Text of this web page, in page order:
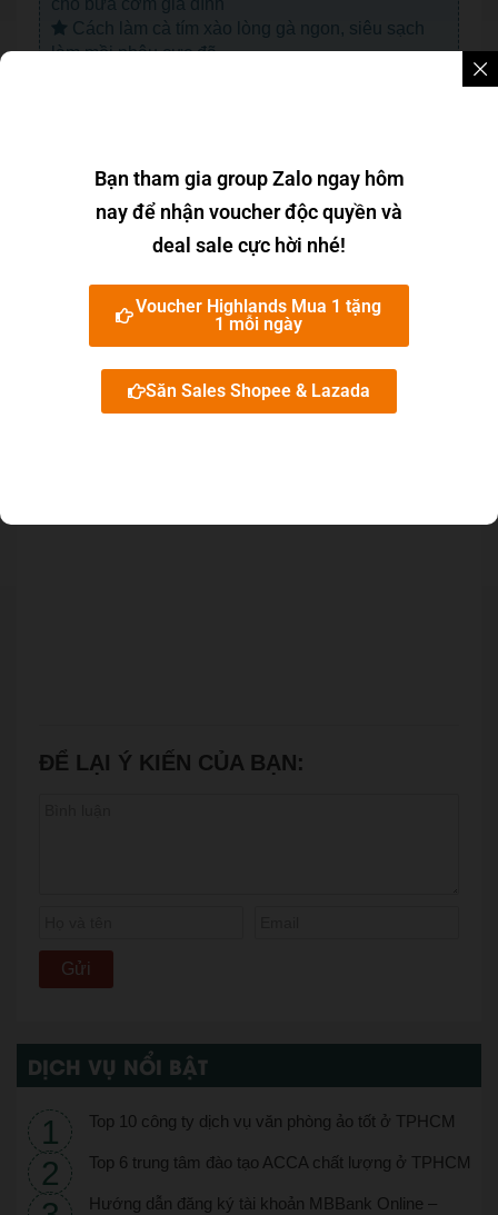
cho bữa cơm gia đình
Cách làm cà tím xào lòng gà ngon, siêu sạch
làm mồi nhậu cực đã
ĐỂ LẠI Ý KIẾN CỦA BẠN:
DỊCH VỤ NỔI BẬT
Top 10 công ty dịch vụ văn phòng ảo tốt ở TPHCM
Top 6 trung tâm đào tạo ACCA chất lượng ở TPHCM
Hướng dẫn đăng ký tài khoản MBBank Online –
Bạn tham gia group Zalo ngay hôm
nay để nhận voucher độc quyền và
deal sale cực hời nhé!
Voucher Highlands Mua 1 tặng
1 mỗi ngày
Săn Sales Shopee & Lazada